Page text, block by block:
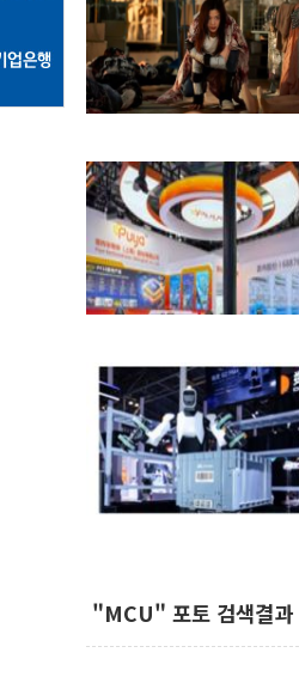
"MCU" 포토 검색결과